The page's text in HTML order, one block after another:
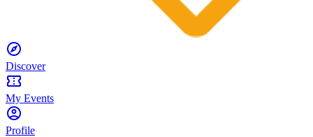
Discover
My Events
Profile